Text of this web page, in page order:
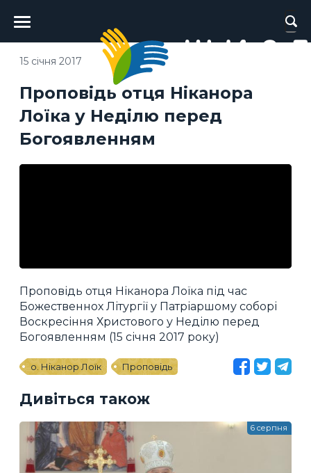
Головне
меню
Проповідь отця Ніканора
Лоїка у Неділю перед
Богоявленням
15 січня 2017
Проповідь отця Ніканора Лоїка під час
Божественнох Літургії у Патріаршому соборі
Воскресіння Христового у Неділю перед
Богоявленням (15 січня 2017 року)
о. Ніканор Лоїк Проповідь
Дивіться також
6 серпня